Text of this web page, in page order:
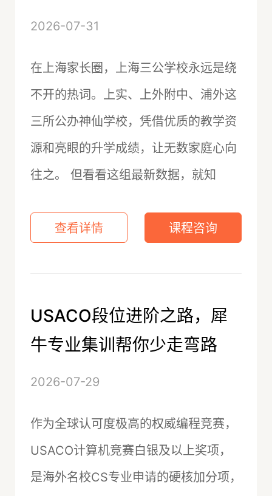
2026-07-31
在上海家长圈，上海三公学校永远是绕
不开的热词。上实、上外附中、浦外这
三所公办神仙学校，凭借优质的教学资
源和亮眼的升学成绩，让无数家庭心向
往之。 但看看这组最新数据，就知
查看详情 课程咨询
USACO段位进阶之路，犀
牛专业集训帮你少走弯路
2026-07-29
作为全球认可度极高的权威编程竞赛，
USACO计算机竞赛白银及以上奖项，
是海外名校CS专业申请的硬核加分项，